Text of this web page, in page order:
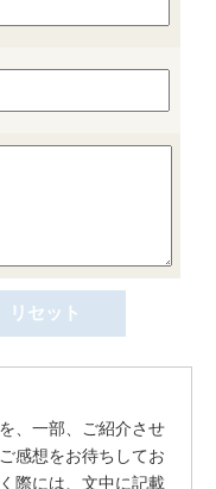
、一部、ご紹介させ
感想をお待ちしてお
際には、文中に記載